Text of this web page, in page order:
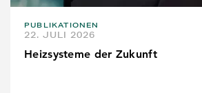
PUBLIKATIONEN
22. JULI 2026
Heizsysteme der Zukunft